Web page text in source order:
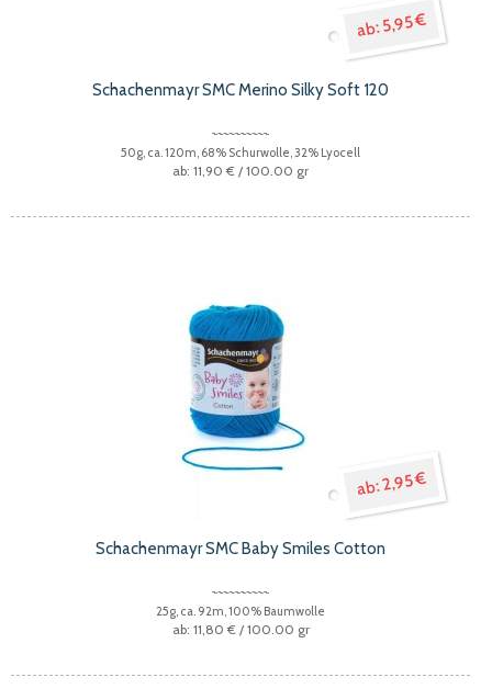
5,95 €
Schachenmayr SMC Merino Silky Soft 120
50g, ca. 120m, 68% Schurwolle, 32% Lyocell
11,90 € / 100.00 gr
2,95 €
Schachenmayr SMC Baby Smiles Cotton
25g, ca. 92m, 100% Baumwolle
11,80 € / 100.00 gr